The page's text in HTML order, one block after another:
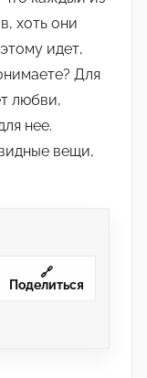
хоть они
идет,
Для
любви,
нее.
вещи,
🔗
Поделиться